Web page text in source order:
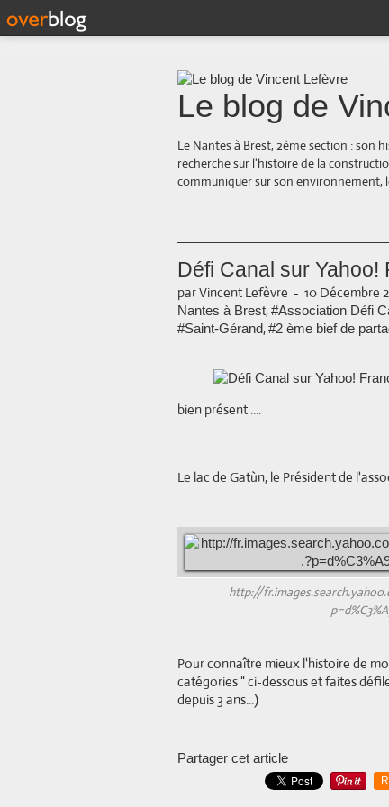
Le blog de
Le Nantes à Brest, 2ème section : son
recherche sur l'histoire de la
communiquer sur son environnement,
Défi Canal sur Yahoo!
par Vincent Lefèvre - 10 Décembre
Nantes à Brest,#Association Défi
#Saint-Gérand,#2 ème bief de
bien présent ....
Le lac de Gatùn, le Président de
http://
Pour connaître mieux l'histoire de
catégories " ci-dessous et faites
depuis 3 ans...)
Partager cet article